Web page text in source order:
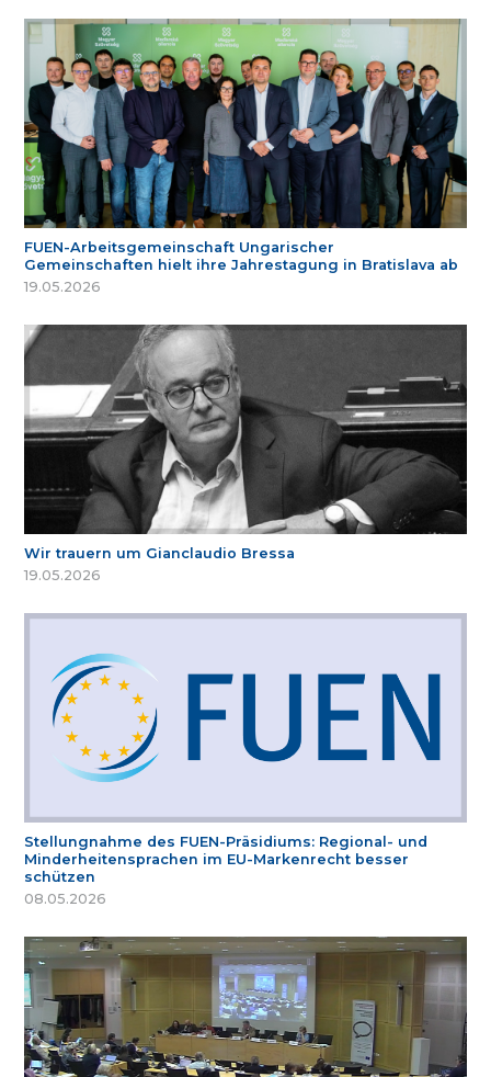
FUEN-Arbeitsgemeinschaft Ungarischer
Gemeinschaften hielt ihre Jahrestagung in Bratislava ab
19.05.2026
Wir trauern um Gianclaudio Bressa
19.05.2026
Stellungnahme des FUEN-Präsidiums: Regional- und
Minderheitensprachen im EU-Markenrecht besser
schützen
08.05.2026